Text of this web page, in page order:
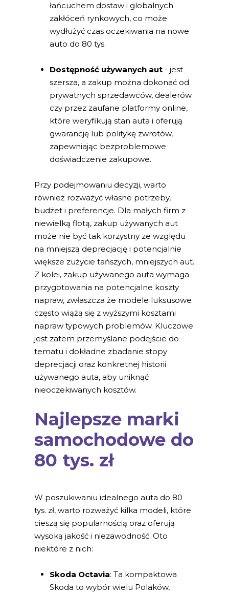
łańcuchem dostaw i globalnych
zakłóceń rynkowych, co może
wydłużyć czas oczekiwania na nowe
auto do 80 tys.
Dostępność używanych aut - jest
szersza, a zakup można dokonać od
prywatnych sprzedawców, dealerów
czy przez zaufane platformy online,
które weryfikują stan auta i oferują
gwarancję lub politykę zwrotów,
zapewniając bezproblemowe
doświadczenie zakupowe.
Przy podejmowaniu decyzji, warto
również rozważyć własne potrzeby,
budżet i preferencje. Dla małych firm z
niewielką flotą, zakup używanych aut
może nie być tak korzystny ze względu
na mniejszą deprecjację i potencjalnie
większe zużycie tańszych, mniejszych aut.
Z kolei, zakup używanego auta wymaga
przygotowania na potencjalne koszty
napraw, zwłaszcza że modele luksusowe
często wiążą się z wyższymi kosztami
napraw typowych problemów. Kluczowe
jest zatem przemyślane podejście do
tematu i dokładne zbadanie stopy
deprecjacji oraz konkretnej historii
używanego auta, aby uniknąć
nieoczekiwanych kosztów.
Najlepsze marki
samochodowe do
80 tys. zł
W poszukiwaniu idealnego auta do 80
tys. zł, warto rozważyć kilka modeli, które
cieszą się popularnością oraz oferują
wysoką jakość i niezawodność. Oto
niektóre z nich:
Skoda Octavia: Ta kompaktowa
Skoda to wybór wielu Polaków,